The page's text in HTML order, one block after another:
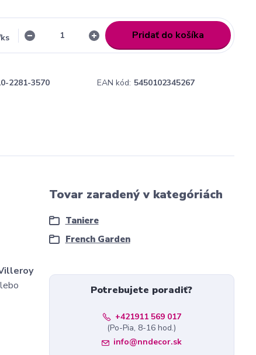
ks Pridať do košíka
2281-3570 EAN kód: 5450102345267
Tovar zaradený v kategóriách
Taniere
French Garden
Potrebujete poradiť?
+421911 569 017
(Po-Pia, 8-16 hod.)
info@nndecor.sk